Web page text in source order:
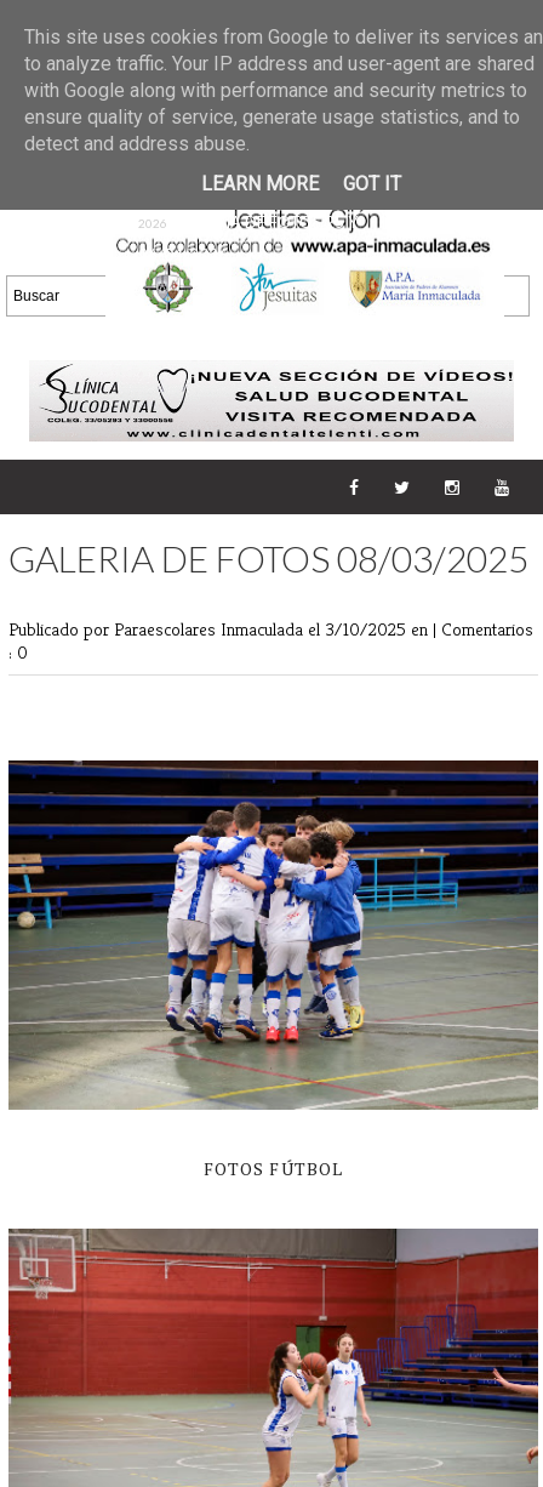
02 jun 2026
GALERIA DE FOTOS
30/05/2026
25 may 2026
GALERIA
DE FOTOS 23/05/2026
20 may
2026
GALERIA DE FOTOS
16/05/2026
DE FOTOS 09/05/2026
28 abr
2026
GALERIA DE FOTOS 25 Y
26/04/2026
GALERIA DE FOTOS 08/03/2025
Publicado por Paraescolares Inmaculada el 3/10/2025 en | Comentarios
: 0
FOTOS FÚTBOL
This site uses cookies from Google to deliver its services
to analyze traffic. Your IP address and user-agent are shared
with Google along with performance and security metrics to
ensure quality of service, generate usage statistics, and to
detect and address abuse.
LEARN MORE
GOT IT